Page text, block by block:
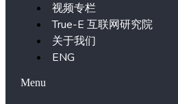
视频专栏
True-E 互联网研究院
关于我们
ENG
Menu